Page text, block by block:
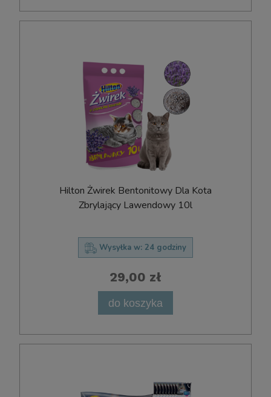
Hilton Żwirek Bentonitowy Dla Kota
Zbrylający Lawendowy 10l
Wysyłka w: 24 godziny
29,00 zł
do koszyka